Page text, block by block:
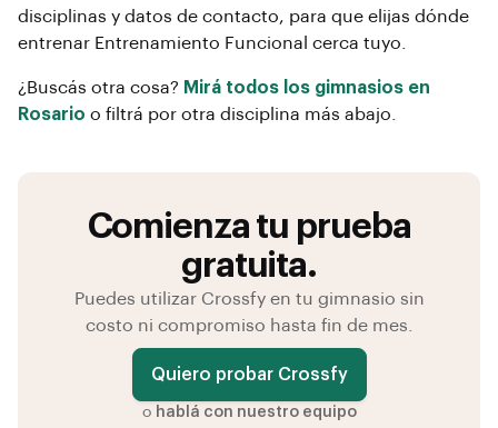
disciplinas y datos de contacto, para que elijas dónde
entrenar Entrenamiento Funcional cerca tuyo.
¿Buscás otra cosa? Mirá todos los gimnasios en
Rosario o filtrá por otra disciplina más abajo.
Comienza tu prueba
gratuita.
Puedes utilizar Crossfy en tu gimnasio sin
costo ni compromiso hasta fin de mes.
Quiero probar Crossfy
o hablá con nuestro equipo